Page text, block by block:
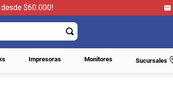
$60.000!
Impresoras Monitores Sucursales